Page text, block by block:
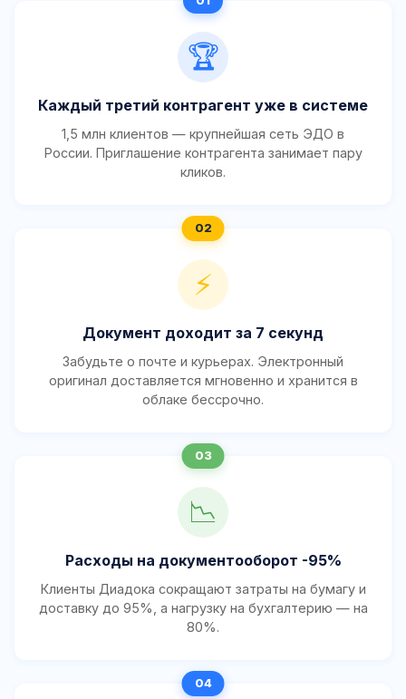
🏆
Каждый третий контрагент уже в системе
1,5 млн клиентов — крупнейшая сеть ЭДО в
России. Приглашение контрагента занимает пару
кликов.
⚡
Документ доходит за 7 секунд
Забудьте о почте и курьерах. Электронный
оригинал доставляется мгновенно и хранится в
облаке бессрочно.
📉
Расходы на документооборот -95%
Клиенты Диадока сокращают затраты на бумагу и
доставку до 95%, а нагрузку на бухгалтерию — на
80%.